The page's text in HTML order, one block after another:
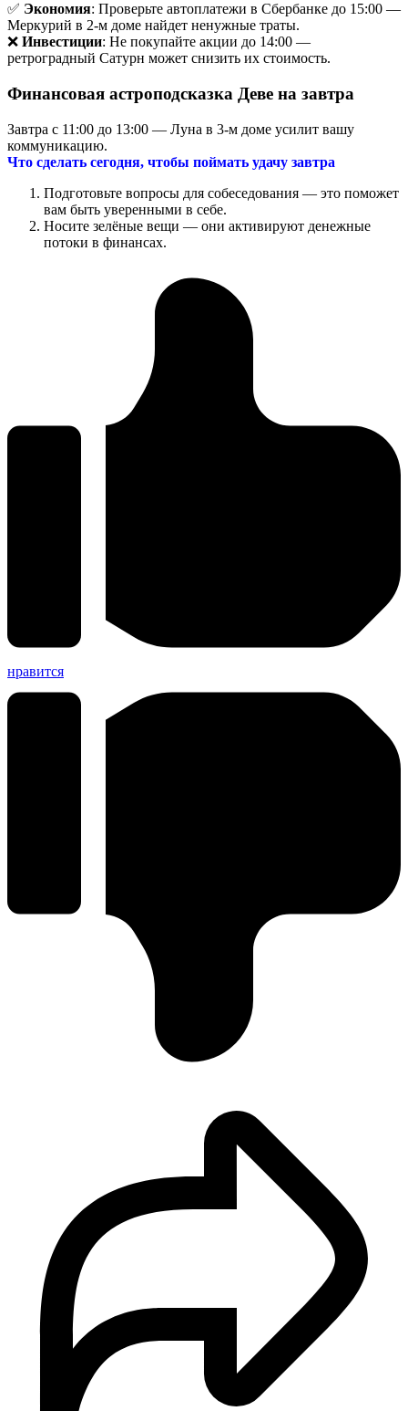
✅ Экономия: Проверьте автоплатежи в Сбербанке до 15:00 —
Меркурий в 2-м доме найдет ненужные траты.
❌ Инвестиции: Не покупайте акции до 14:00 —
ретроградный Сатурн может снизить их стоимость.
Финансовая астроподсказка Деве на завтра
Завтра с 11:00 до 13:00 — Луна в 3-м доме усилит вашу
коммуникацию.
Что сделать сегодня, чтобы поймать удачу завтра
Подготовьте вопросы для собеседования — это поможет
вам быть уверенными в себе.
Носите зелёные вещи — они активируют денежные
потоки в финансах.
нравится